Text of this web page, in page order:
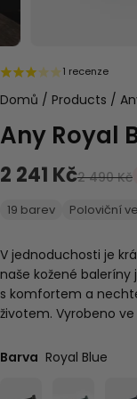
1 recenze
Domů / Products /
Any Royal
2 241 Kč2 490 Kč
19 barev Poloviční
V jednoduchosti je
naše kožené
s komfortem a
životem. Vyrobeno
Barva Royal Blue